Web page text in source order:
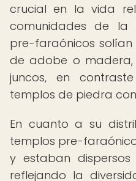
crucial en la vida
comunidades de la
pre-faraónicos solían
de adobe o
juncos, en
templos de piedra
En cuanto a su
templos pre-
y estaban
reflejando la